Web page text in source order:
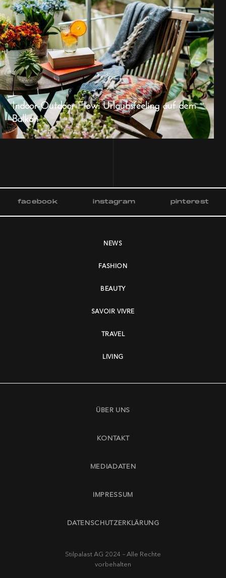
Indoor-Outdoor-Flow: Urlaubsfeeling auf dem
Balkon
facebook instagram pinterest
NEWS
FASHION
BEAUTY
SAVOIR VIVRE
TRAVEL
LIVING
ÜBER UNS
KONTAKT
MEDIADATEN
IMPRESSUM
DATENSCHUTZERKLÄRUNG
Stilpalast AG 2024 – Alle Rechte
vorbehalten